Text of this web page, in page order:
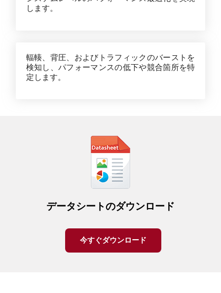
輻輳、背圧、およびトラフィックのバーストを
検知し、パフォーマンスの低下や競合箇所を特
定します。
します。
データシートのダウンロード
今すぐダウンロード